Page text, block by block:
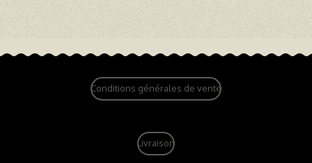
Conditions générales de vente
Livraison